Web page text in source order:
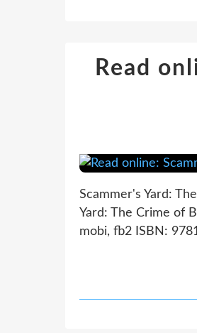
Read
Scammer's Yard:
Yard: The Crime of
mobi, fb2 ISBN: